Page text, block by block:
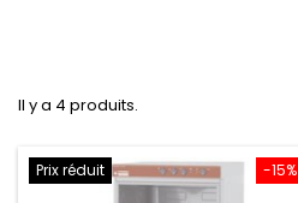
Il y a 4 produits.
-15%
Prix réduit